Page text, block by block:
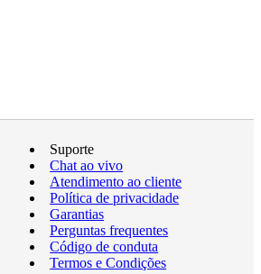
Suporte
Chat ao vivo
Atendimento ao cliente
Política de privacidade
Garantias
Perguntas frequentes
Código de conduta
Termos e Condições